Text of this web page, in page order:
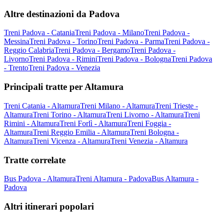
Altre destinazioni da Padova
Treni Padova - CataniaTreni Padova - MilanoTreni Padova -
MessinaTreni Padova - TorinoTreni Padova - ParmaTreni Padova -
Reggio CalabriaTreni Padova - BergamoTreni Padova -
LivornoTreni Padova - RiminiTreni Padova - BolognaTreni Padova
- TrentoTreni Padova - Venezia
Principali tratte per Altamura
Treni Catania - AltamuraTreni Milano - AltamuraTreni Trieste -
AltamuraTreni Torino - AltamuraTreni Livorno - AltamuraTreni
Rimini - AltamuraTreni Forlì - AltamuraTreni Foggia -
AltamuraTreni Reggio Emilia - AltamuraTreni Bologna -
AltamuraTreni Vicenza - AltamuraTreni Venezia - Altamura
Tratte correlate
Bus Padova - AltamuraTreni Altamura - PadovaBus Altamura -
Padova
Altri itinerari popolari